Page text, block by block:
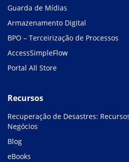
Guarda de Mídias
Armazenamento Digital
BPO – Terceirização de Processos
AccessSimpleFlow
Portal All Store
Recursos
Recuperação de Desastres:
Negócios
Blog
eBooks